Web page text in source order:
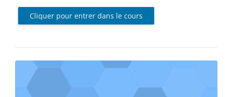
Cliquer pour entrer dans le cours